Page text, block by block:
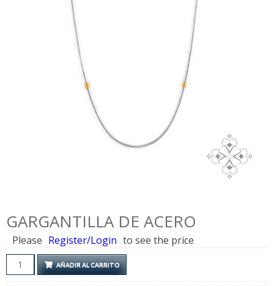
GARGANTILLA DE ACERO
Please Register/Login to see the price
Gargantilla
de
AÑADIR AL CARRITO